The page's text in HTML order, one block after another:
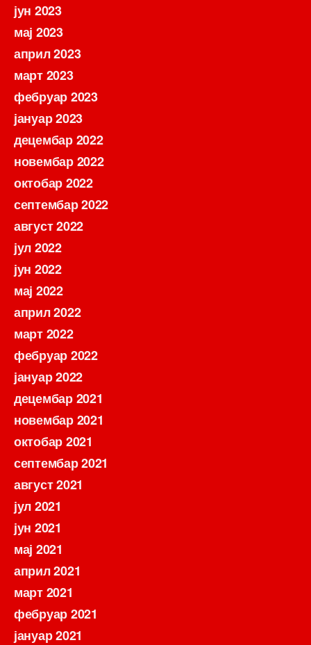
јун 2023
мај 2023
април 2023
март 2023
фебруар 2023
јануар 2023
децембар 2022
новембар 2022
октобар 2022
септембар 2022
август 2022
јул 2022
јун 2022
мај 2022
април 2022
март 2022
фебруар 2022
јануар 2022
децембар 2021
новембар 2021
октобар 2021
септембар 2021
август 2021
јул 2021
јун 2021
мај 2021
април 2021
март 2021
фебруар 2021
јануар 2021